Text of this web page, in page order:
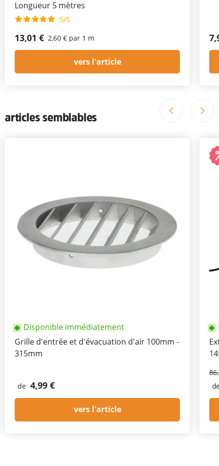
Longueur 5 mètres
5/5
13,01 € 2,60 € par 1 m
vers l'article
articles semblables
Disponible immédiatement
Grille d'entrée et d'évacuation d'air 100mm -
315mm
de 4,99 €
vers l'article